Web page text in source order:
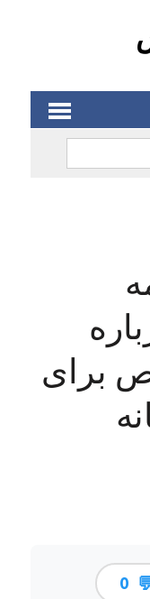
برای
0